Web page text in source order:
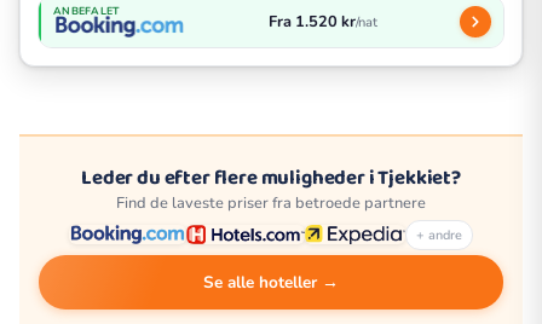
ANBEFALET Fra 1.520 kr/nat
Leder du efter flere muligheder i Tjekkiet?
Find de laveste priser fra betroede partnere
+ andre
Se alle hoteller →